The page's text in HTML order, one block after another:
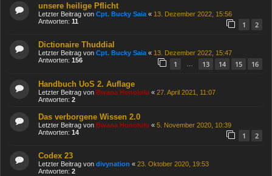
unsere heilige Pflicht
Letzter Beitrag von Cpt. Bucky Saia « 13. Dezember 2022, 15:56
Antworten: 11 1 2
Dictionaire Thuddial
Letzter Beitrag von Cpt. Bucky Saia « 13. Dezember 2022, 15:47
Antworten: 156 1 13 14 15 16
Handbuch UoS 2. Auflage
Letzter Beitrag von Bwana Honolulu « 27. April 2021, 11:07
Antworten: 2
Das verborgene Wissen 2.0
Letzter Beitrag von Bwana Honolulu « 5. November 2020, 10:39
Antworten: 14 1 2
Codex 23
Letzter Beitrag von divynation « 23. Oktober 2020, 19:53
Antworten: 2